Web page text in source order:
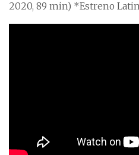
2020, 89 min) *Estreno